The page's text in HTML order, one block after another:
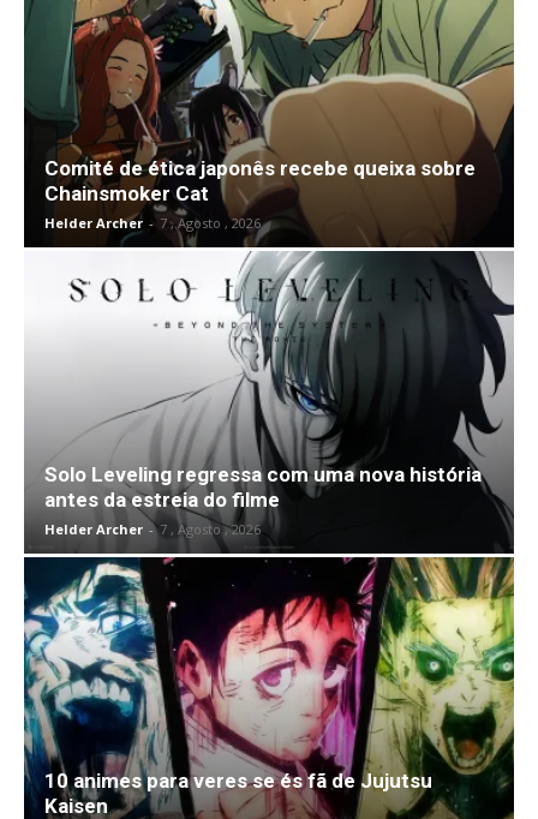
Comité de ética japonês recebe queixa sobre
Chainsmoker Cat
Helder Archer - 7 , Agosto , 2026
Solo Leveling regressa com uma nova história
antes da estreia do filme
Helder Archer - 7 , Agosto , 2026
10 animes para veres se és fã de Jujutsu
Kaisen